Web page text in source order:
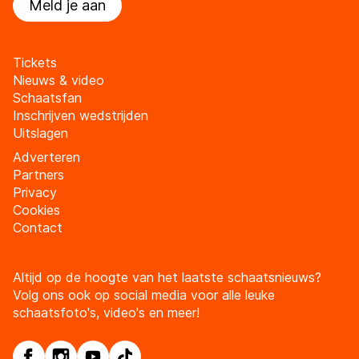
Meld je aan
Tickets
Nieuws & video
Schaatsfan
Inschrijven wedstrijden
Uitslagen
Adverteren
Partners
Privacy
Cookies
Contact
Altijd op de hoogte van het laatste schaatsnieuws?
Volg ons ook op social media voor alle leuke
schaatsfoto's, video's en meer!